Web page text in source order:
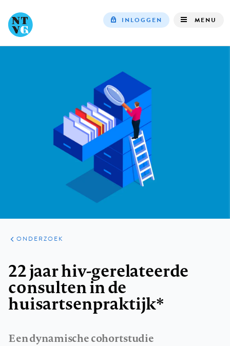
INLOGGEN MENU
Een dynamische cohortstudie
ARTIKELEN
ONDERZOEK
ONDERZOEK
22 jaar hiv-gerelateerde
consulten in de
huisartsenpraktijk*